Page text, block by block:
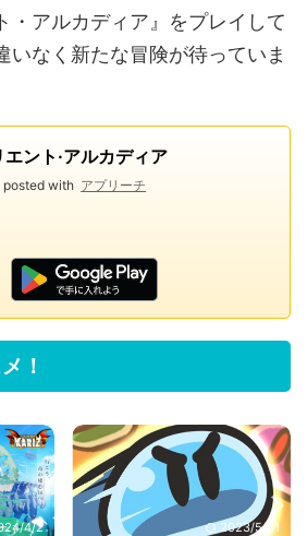
・アルカディア』をプレイして
いなく新たな冒険が待っていま
エント·アルカディア
posted with アプリーチ
！
5/31 2024/1/10